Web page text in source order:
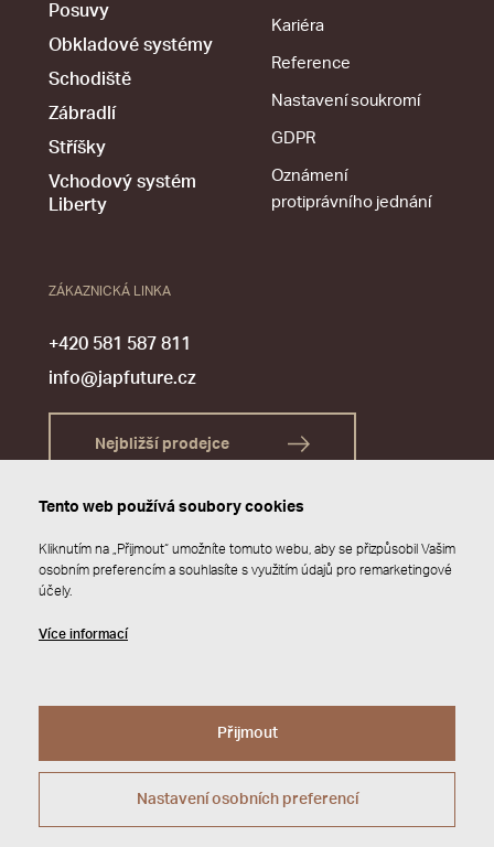
Posuvy
Obkladové systémy
Schodiště
Zábradlí
Stříšky
Vchodový systém
Liberty
Kariéra
Reference
Nastavení soukromí
GDPR
Oznámení
protiprávního jednání
ZÁKAZNICKÁ LINKA
+420 581 587 811
info@japfuture.cz
Nejbližší prodejce
© 2026 JAP FUTURE s.r.o.
Zásady ochrany osobních údajů
Tento web používá soubory cookies
Kliknutím na „Přijmout“ umožníte tomuto webu, aby se přizpůsobil Vašim
osobním preferencím a souhlasíte s využitím údajů pro remarketingové
účely.
Více informací
Přijmout
Nastavení osobních preferencí